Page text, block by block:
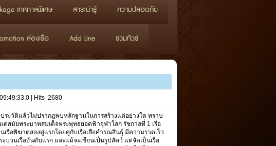
เทศกาลพิเศษ สาระน่ารู้ ความปลอดภัย
ล่องเรือ Add Line รวมทัวร์
| Hits 2680
ประวัติแล้วไม่ปรากฎพบหลักฐานในการสร้างแต่อย่างใด ทราบ
ต่สมัยพระบาทสมเด็จพระพุทธยอดฟ้าจุฬาโลก รัชกาลที่ 1 เรือ
เรือพิฆาตสองคู่แรกโดยคู่กับเรือเสือคำรณสินธุ์ มีความรวดเร็ว
บวนเรืออันดับแรก และแม้จะเขียนเป็นรูปสัตว์ แต่จัดเป็นเรือ